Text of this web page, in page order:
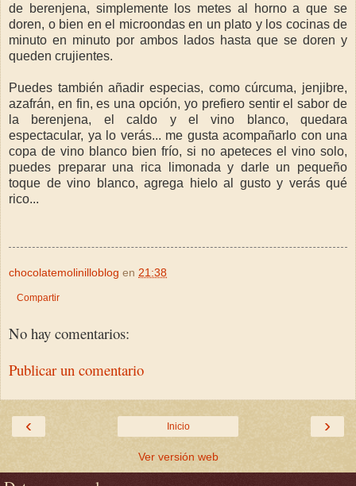
de berenjena, simplemente los metes al horno a que se
doren, o bien en el microondas en un plato y los cocinas de
minuto en minuto por ambos lados hasta que se doren y
queden crujientes.
Puedes también añadir especias, como cúrcuma, jenjibre,
azafrán, en fin, es una opción, yo prefiero sentir el sabor de
la berenjena, el caldo y el vino blanco, quedara
espectacular, ya lo verás... me gusta acompañarlo con una
copa de vino blanco bien frío, si no apeteces el vino solo,
puedes preparar una rica limonada y darle un pequeño
toque de vino blanco, agrega hielo al gusto y verás qué
rico...
chocolatemolinilloblog en 21:38
Compartir
No hay comentarios:
Publicar un comentario
‹ ›
Inicio
Ver versión web